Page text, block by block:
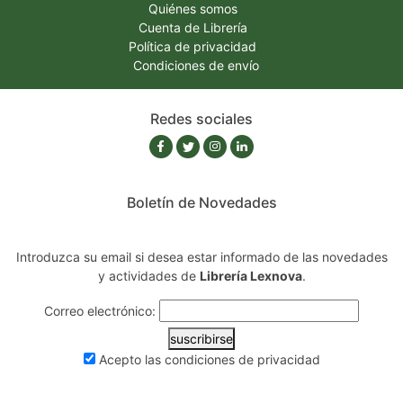
Quiénes somos
Cuenta de Librería
Política de privacidad
Condiciones de envío
Redes sociales
Boletín de Novedades
Introduzca su email si desea estar informado de las novedades
y actividades de Librería Lexnova.
Correo electrónico:
suscribirse
Acepto las condiciones de privacidad